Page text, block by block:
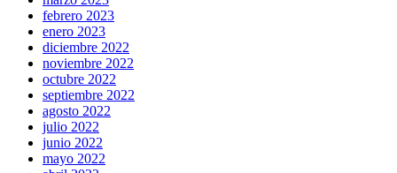
febrero 2023
enero 2023
diciembre 2022
noviembre 2022
octubre 2022
septiembre 2022
agosto 2022
julio 2022
junio 2022
mayo 2022